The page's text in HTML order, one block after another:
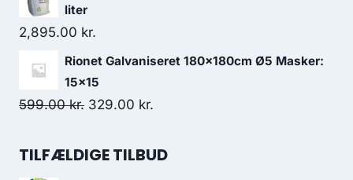
liter
2,895.00 kr.
Rionet Galvaniseret 180x180cm Ø5 Masker:
15x15
599.00kr. Den
pris
329.00 kr.
pris
TILFÆLDIGE TILBUD